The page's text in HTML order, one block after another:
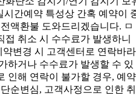
간예약 특성상 간혹 예약이
액환불 도와드리겠습니다. ㅁ
취소 시 수수료가 발생하니
변경 시 고객센터로 연락바라
하거나 수수료가 발생할 수 있
인해 연락이 불가할 경우, 예약
순변심, 고객사정으로 인한 취